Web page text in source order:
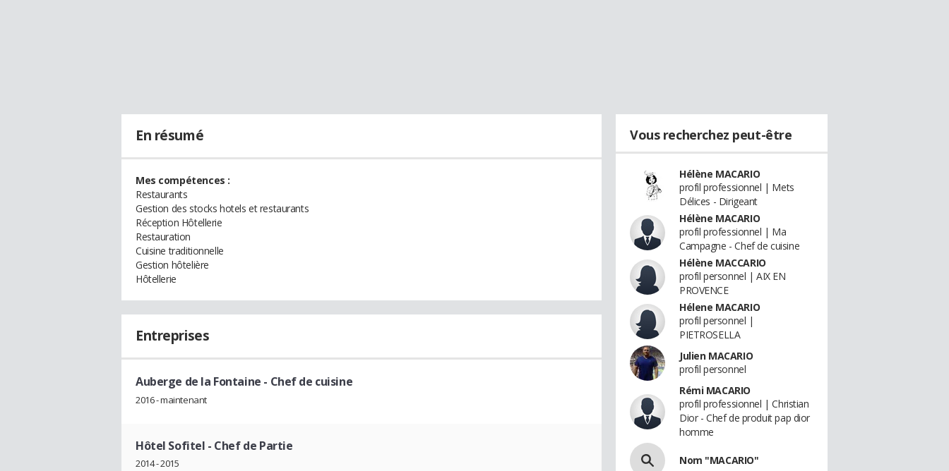
En résumé
Mes compétences :
Restaurants
Gestion des stocks hotels et restaurants
Réception Hôtellerie
Restauration
Cuisine traditionnelle
Gestion hôtelière
Hôtellerie
Entreprises
Auberge de la Fontaine - Chef de cuisine
2016 - maintenant
Hôtel Sofitel - Chef de Partie
2014 - 2015
Vous recherchez peut-être
Hélène MACARIO
profil professionnel | Mets
Délices - Dirigeant
Hélène MACARIO
profil professionnel | Ma
Campagne - Chef de cuisine
Hélène MACCARIO
profil personnel | AIX EN
PROVENCE
Hélene MACARIO
profil personnel |
PIETROSELLA
Julien MACARIO
profil personnel
Rémi MACARIO
profil professionnel | Christian
Dior - Chef de produit pap dior
homme
Nom "MACARIO"